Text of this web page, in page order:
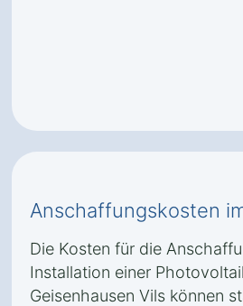
Anschaffungskosten
Die Kosten für die
Installation einer
Geisenhausen Vils können